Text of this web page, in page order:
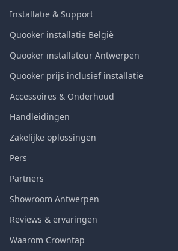
Installatie & Support
Quooker installatie België
Quooker installateur Antwerpen
Quooker prijs inclusief installatie
Accessoires & Onderhoud
Handleidingen
Zakelijke oplossingen
Pers
Partners
Showroom Antwerpen
Reviews & ervaringen
Waarom Crowntap